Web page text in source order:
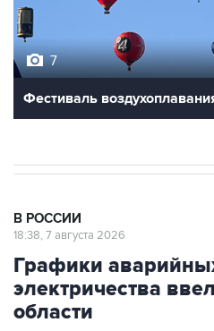
7
Фестиваль
В РОССИИ
18:38, 7 августа 2026
Графики
электричества
области